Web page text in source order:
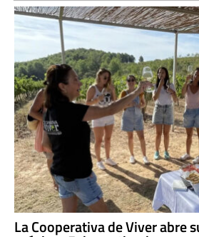
La Cooperativa de Viver abre